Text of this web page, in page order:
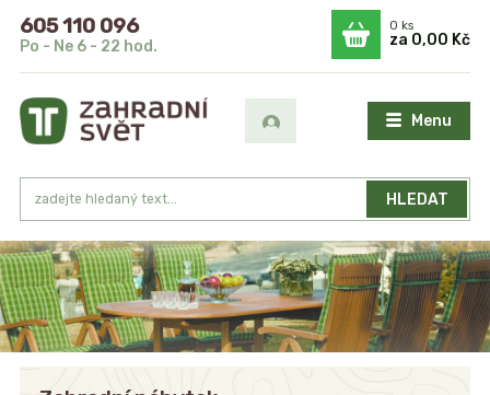
Menu
HLEDAT
605 110 096
Po - Ne 6 - 22 hod.
0ks
za 0,00 Kč